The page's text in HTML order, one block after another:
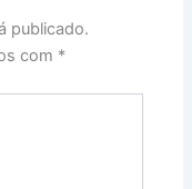
publicado.
com *